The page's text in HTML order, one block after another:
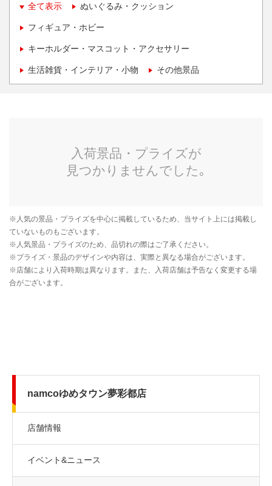
全て表示 ぬいぐるみ・クッション
フィギュア・ホビー
キーホルダー・マスコット・アクセサリー
生活雑貨・インテリア・小物 その他景品
namcoゆめタウン夢彩都店
店舗情報
イベント&ニュース